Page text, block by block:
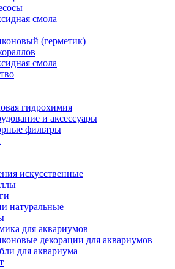
смола
(герметик)
смола
гидрохимия
и аксессуары
фильтры
искусственные
натуральные
для аквариумов
декорации для аквариумов
для аквариума